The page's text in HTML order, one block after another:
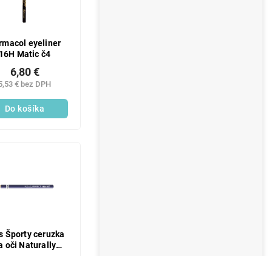
eyeliner
16H Matic č4
€ bez DPH
6,80 €
Do košíka
Športy ceruzka
oči Naturally